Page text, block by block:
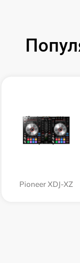
Pioneer XDJ-XZ